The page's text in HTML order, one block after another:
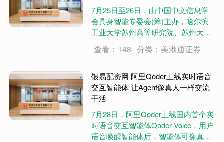
7月25日至26日，由中国中文信息学
会具身智能专委会(筹)主办，哈尔滨
工业大学苏州高等研究院、苏州大学
承办的首届全国具身智能学术会议
（CCEI 2026）在苏州市吴中区成功
举办。大会汇聚了来自全国高校、科
研院所、机器人及人工智能企业的
300....
查看：148 分类：美港通证券
银易配资网 阿里Qoder上线实时语音
交互智能体 让Agent像真人一样交流
干活
7月28日，阿里Qoder上线国内首个实
时语音交互智能体Qoder Voice，用户
语音唤醒智能体后，智能体可像真人